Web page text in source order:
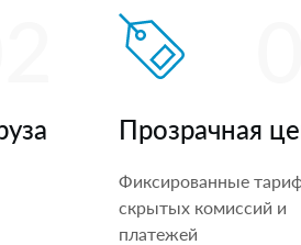
Прозрачная
Фиксированные
скрытых комиссий и
платежей